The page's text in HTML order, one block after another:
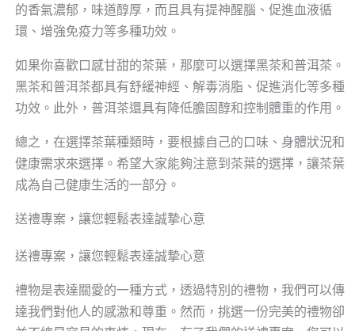
的香氣濃郁，味道醇厚，而且具有提神醒腦、促進血液循
環、增強免疫力等多種功效。
如果你喜歡口感甘甜的茶葉，那麼可以選擇黑茶和普洱茶。
黑茶和普洱茶都具有舒緩神經、解毒消脂、促進消化等多種
功效。此外，普洱茶還具有降低膽固醇和控制體重的作用。
總之，在選擇茶葉種類時，要根據自己的口味、身體狀況和
健康需求來選擇。希望大家能夠注意到茶葉的選擇，讓茶葉
成為自己健康生活的一部分。
送禮專案，讓您輕鬆表達誠摯心意
送禮專案，讓您輕鬆表達誠摯心意
禮物是表達關愛的一種方式，透過特別的禮物，我們可以傳
達我們對他人的感激和尊重。然而，挑選一份完美的禮物卻